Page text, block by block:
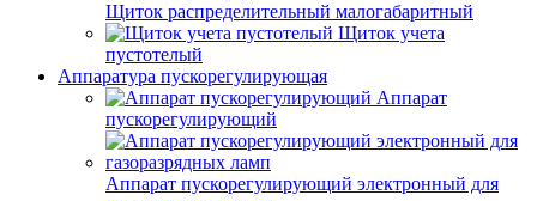
Щиток распределительный малогабаритный
Щиток учета
пустотелый
Аппаратура пускорегулирующая
Аппарат
пускорегулирующий
Аппарат пускорегулирующий электронный для